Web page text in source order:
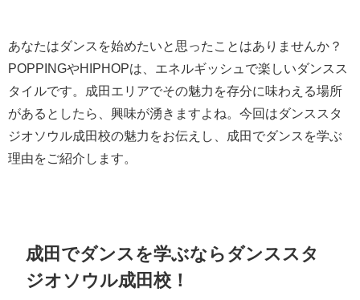
あなたはダンスを始めたいと思ったことはありませんか？
POPPINGやHIPHOPは、エネルギッシュで楽しいダンスス
タイルです。成田エリアでその魅力を存分に味わえる場所
があるとしたら、興味が湧きますよね。今回はダンススタ
ジオソウル成田校の魅力をお伝えし、成田でダンスを学ぶ
理由をご紹介します。
成田でダンスを学ぶならダンススタ
ジオソウル成田校！